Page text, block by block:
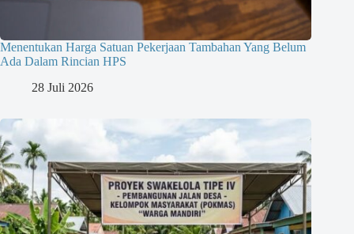
Menentukan Harga Satuan Pekerjaan Tambahan Yang Belum
Ada Dalam Rincian HPS
28 Juli 2026